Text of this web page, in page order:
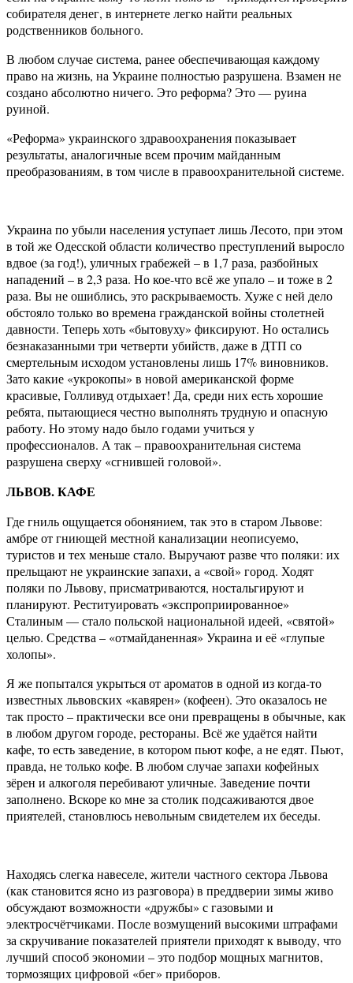
собирателя денег, в интернете легко найти реальных
родственников больного.
В любом случае система, ранее обеспечивающая каждому
право на жизнь, на Украине полностью разрушена. Взамен не
создано абсолютно ничего. Это реформа? Это — руина
руиной.
«Реформа» украинского здравоохранения показывает
результаты, аналогичные всем прочим майданным
преобразованиям, в том числе в правоохранительной системе.
Украина по убыли населения уступает лишь Лесото, при этом
в той же Одесской области количество преступлений выросло
вдвое (за год!), уличных грабежей – в 1,7 раза, разбойных
нападений – в 2,3 раза. Но кое-что всё же упало – и тоже в 2
раза. Вы не ошиблись, это раскрываемость. Хуже с ней дело
обстояло только во времена гражданской войны столетней
давности. Теперь хоть «бытовуху» фиксируют. Но остались
безнаказанными три четверти убийств, даже в ДТП со
смертельным исходом установлены лишь 17% виновников.
Зато какие «укрокопы» в новой американской форме
красивые, Голливуд отдыхает! Да, среди них есть хорошие
ребята, пытающиеся честно выполнять трудную и опасную
работу. Но этому надо было годами учиться у
профессионалов. А так – правоохранительная система
разрушена сверху «сгнившей головой».
ЛЬВОВ. КАФЕ
Где гниль ощущается обонянием, так это в старом Львове:
амбре от гниющей местной канализации неописуемо,
туристов и тех меньше стало. Выручают разве что поляки: их
прельщают не украинские запахи, а «свой» город. Ходят
поляки по Львову, присматриваются, ностальгируют и
планируют. Реституировать «экспроприированное»
Сталиным — стало польской национальной идеей, «святой»
целью. Средства – «отмайданенная» Украина и её «глупые
холопы».
Я же попытался укрыться от ароматов в одной из когда-то
известных львовских «кавярен» (кофеен). Это оказалось не
так просто – практически все они превращены в обычные, как
в любом другом городе, рестораны. Всё же удаётся найти
кафе, то есть заведение, в котором пьют кофе, а не едят. Пьют,
правда, не только кофе. В любом случае запахи кофейных
зёрен и алкоголя перебивают уличные. Заведение почти
заполнено. Вскоре ко мне за столик подсаживаются двое
приятелей, становлюсь невольным свидетелем их беседы.
Находясь слегка навеселе, жители частного сектора Львова
(как становится ясно из разговора) в преддверии зимы живо
обсуждают возможности «дружбы» с газовыми и
электросчётчиками. После возмущений высокими штрафами
за скручивание показателей приятели приходят к выводу, что
лучший способ экономии – это подбор мощных магнитов,
тормозящих цифровой «бег» приборов.